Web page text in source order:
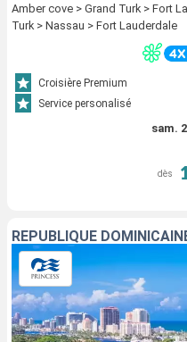
Amber cove > Grand Turk > Fort
Turk > Nassau > Fort Lauderdale
Croisière Premium
Service personalisé
sam.
dès